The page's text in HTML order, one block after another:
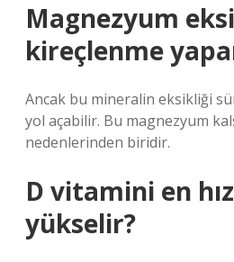
Magnezyum
kireçlenme
Ancak bu mineralin eksikliği
yol açabilir. Bu magnezyum
nedenlerinden biridir.
D vitamini en
yükselir?